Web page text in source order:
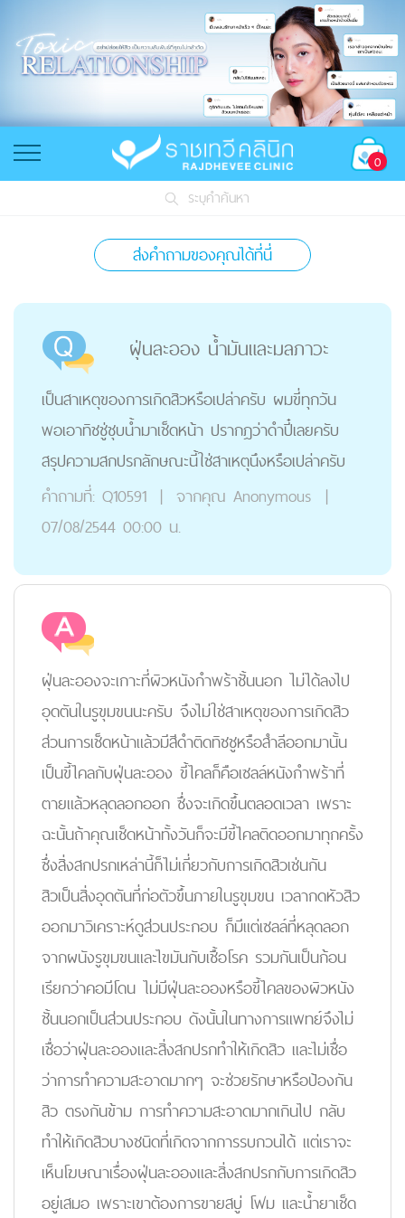
0
ระบุคำค้นหา
ส่งคำถามของคุณได้ที่นี่
ฝุ่นละออง น้ำมันและมลภาวะ
เป็นสาเหตุของการเกิดสิวหรือเปล่าครับ ผมขี่ทุกวัน
พอเอาทิชชู่ชุบน้ำมาเช็ดหน้า ปรากฎว่าดำปี๋เลยครับ
สรุปความสกปรกลักษณะนี้ใช่สาเหตุนึงหรือเปล่าครับ
คำถามที่: Q10591 | จากคุณ Anonymous |
07/08/2544 00:00 น.
ฝุ่นละอองจะเกาะที่ผิวหนังกำพร้าชั้นนอก ไม่ได้ลงไป
อุดตันในรูขุมขนนะครับ จึงไม่ใช่สาเหตุของการเกิดสิว
ส่วนการเช็ดหน้าแล้วมีสีดำติดทิชชูหรือสำลีออกมานั้น
เป็นขี้ไคลกับฝุ่นละออง ขี้ไคลก็คือเซลล์หนังกำพร้าที่
ตายแล้วหลุดลอกออก ซึ่งจะเกิดขึ้นตลอดเวลา เพราะ
ฉะนั้นถ้าคุณเช็ดหน้าทั้งวันก็จะมีขี้ไคลติดออกมาทุกครั้ง
ซึ่งสิ่งสกปรกเหล่านี้ก็ไม่เกี่ยวกับการเกิดสิวเช่นกัน
สิวเป็นสิ่งอุดตันที่ก่อตัวขึ้นภายในรูขุมขน เวลากดหัวสิว
ออกมาวิเคราะห์ดูส่วนประกอบ ก็มีแต่เซลล์ที่หลุดลอก
จากผนังรูขุมขนและไขมันกับเชื้อโรค รวมกันเป็นก้อน
เรียกว่าคอมีโดน ไม่มีฝุ่นละอองหรือขี้ไคลของผิวหนัง
ชั้นนอกเป็นส่วนประกอบ ดังนั้นในทางการแพทย์จึงไม่
เชื่อว่าฝุ่นละอองและสิ่งสกปรกทำให้เกิดสิว และไม่เชื่อ
ว่าการทำความสะอาดมากๆ จะช่วยรักษาหรือป้องกัน
สิว ตรงกันข้าม การทำความสะอาดมากเกินไป กลับ
ทำให้เกิดสิวบางชนิดที่เกิดจากการรบกวนได้ แต่เราจะ
เห็นโฆษณาเรื่องฝุ่นละอองและสิ่งสกปรกกับการเกิดสิว
อยู่เสมอ เพราะเขาต้องการขายสบู่ โฟม และน้ำยาเช็ด